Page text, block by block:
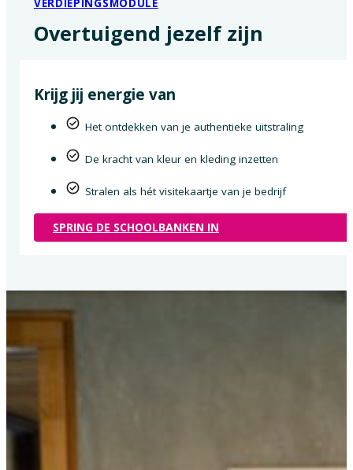
VERDIEPINGSMODULE
Overtuigend jezelf zijn
Krijg jij energie van
Het ontdekken van je authentieke uitstraling
De kracht van kleur en kleding inzetten
Stralen als hét visitekaartje van je bedrijf
SPRING DE SCHOOLBANKEN IN